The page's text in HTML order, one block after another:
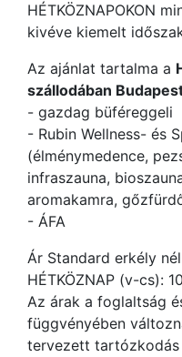
HÉTKÖZNAPOKON
kivéve kiemelt
Az ajánlat tartalma a
szállodában
- gazdag büféreggeli
- Rubin Wellness- és
(élménymedence,
infraszauna,
aromakamra,
- ÁFA
Ár Standard erkély
HÉTKÖZNAP (v-cs):
Az árak a foglaltság
függvényében
tervezett tartózkodás